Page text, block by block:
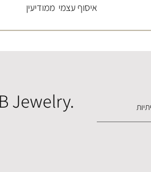
איסוף עצמי ממודיעין
Jewelry.